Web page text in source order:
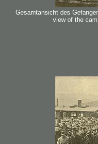
Gesamtansicht des
view of the